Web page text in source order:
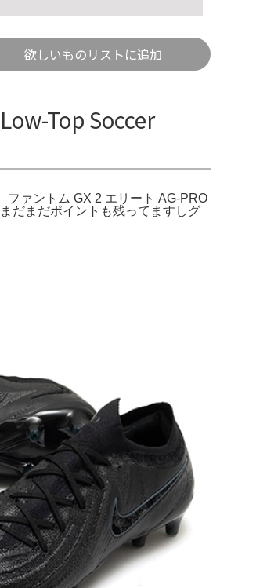
欲しいものリストに追加
Top Soccer
ファントム GX 2 エリート AG-PRO
だまだポイントも残ってますしグ